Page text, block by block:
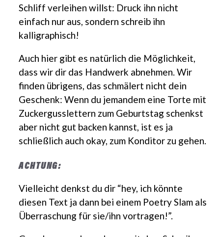
Schliff verleihen willst: Druck ihn nicht
einfach nur aus, sondern schreib ihn
kalligraphisch!
Auch hier gibt es natürlich die Möglichkeit,
dass wir dir das Handwerk abnehmen. Wir
finden übrigens, das schmälert nicht dein
Geschenk: Wenn du jemandem eine Torte mit
Zuckergusslettern zum Geburtstag schenkst
aber nicht gut backen kannst, ist es ja
schließlich auch okay, zum Konditor zu gehen.
ACHTUNG:
Vielleicht denkst du dir “hey, ich könnte
diesen Text ja dann bei einem Poetry Slam als
Überraschung für sie/ihn vortragen!”.